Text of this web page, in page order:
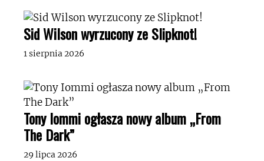
Sid Wilson wyrzucony ze Slipknot!
1 sierpnia 2026
Tony Iommi ogłasza nowy album „From
The Dark”
29 lipca 2026